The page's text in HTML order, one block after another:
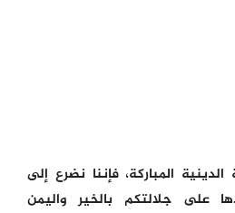
المباركة، فإننا نضرع إلى
على جلالتكم بالخير واليمن